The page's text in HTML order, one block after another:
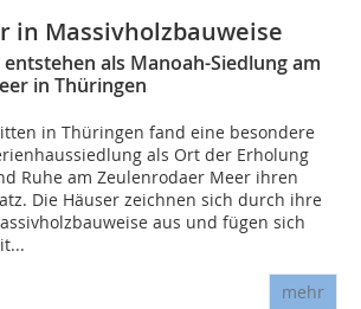
in Massivholzbauweise
als Manoah-Siedlung am
in Thüringen
in Thüringen fand eine besondere
als Ort der Erholung
Ruhe am Zeulenrodaer Meer ihren
Die Häuser zeichnen sich durch ihre
aus und fügen sich
mehr